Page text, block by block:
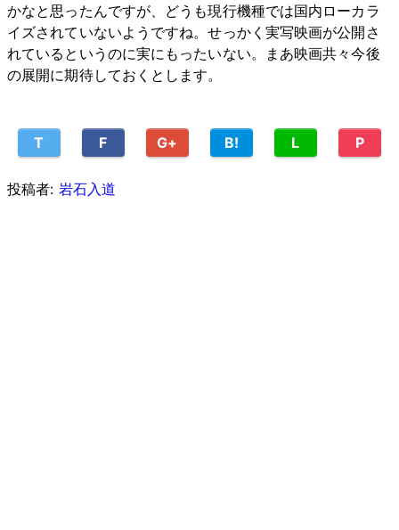
かなと思ったんですが、どうも現行機種では国内ローカラ
イズされていないようですね。せっかく実写映画が公開さ
れているというのに実にもったいない。まあ映画共々今後
の展開に期待しておくとします。
T F G+ B! L P
投稿者: 岩石入道